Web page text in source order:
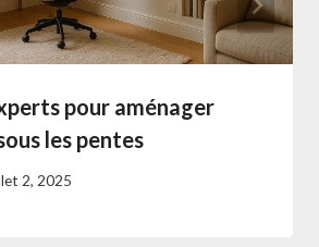
pour aménager
les pentes
2, 2025